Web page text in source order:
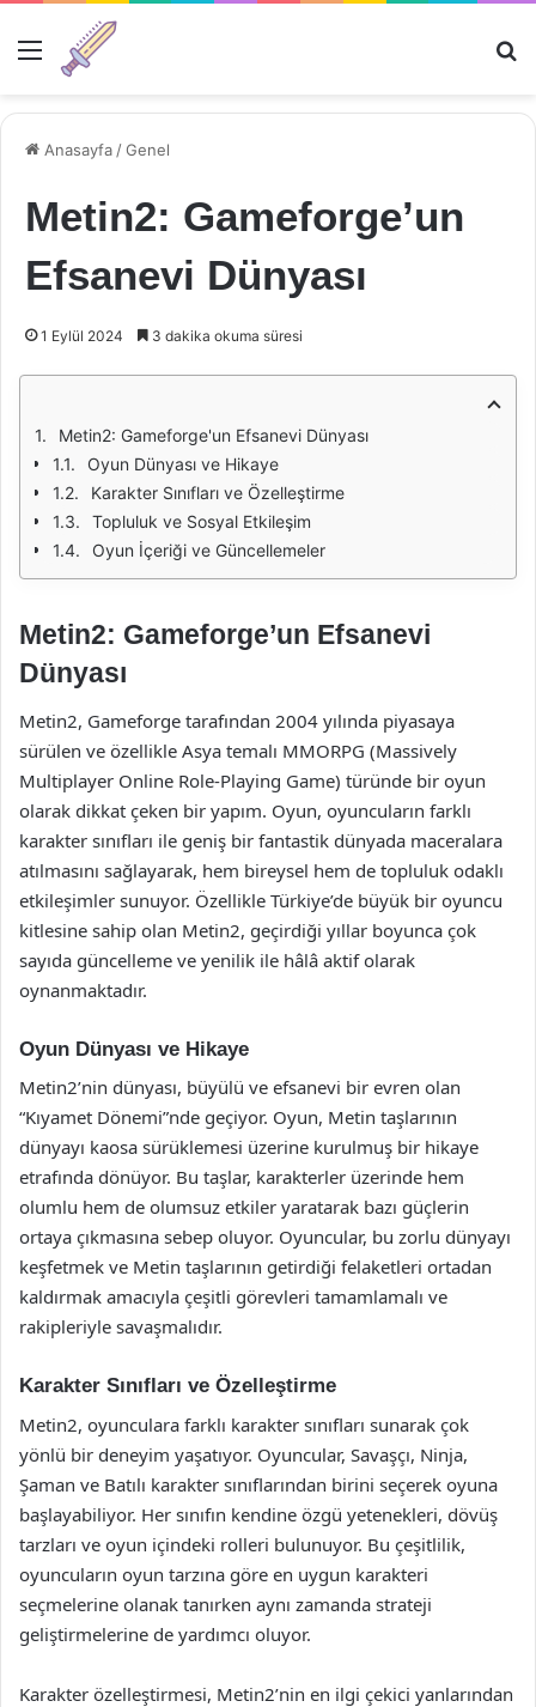
Menü
Anasayfa /Genel
Metin2: Gameforge’un
Efsanevi Dünyası
1 Eylül 2024 3 dakika okuma süresi
Metin2: Gameforge'un Efsanevi Dünyası
Oyun Dünyası ve Hikaye
Karakter Sınıfları ve Özelleştirme
Topluluk ve Sosyal Etkileşim
Oyun İçeriği ve Güncellemeler
Metin2: Gameforge’un Efsanevi
Dünyası
Metin2, Gameforge tarafından 2004 yılında piyasaya
sürülen ve özellikle Asya temalı MMORPG (Massively
Multiplayer Online Role-Playing Game) türünde bir oyun
olarak dikkat çeken bir yapım. Oyun, oyuncuların farklı
karakter sınıfları ile geniş bir fantastik dünyada maceralara
atılmasını sağlayarak, hem bireysel hem de topluluk odaklı
etkileşimler sunuyor. Özellikle Türkiye’de büyük bir oyuncu
kitlesine sahip olan Metin2, geçirdiği yıllar boyunca çok
sayıda güncelleme ve yenilik ile hâlâ aktif olarak
oynanmaktadır.
Oyun Dünyası ve Hikaye
Metin2’nin dünyası, büyülü ve efsanevi bir evren olan
“Kıyamet Dönemi”nde geçiyor. Oyun, Metin taşlarının
dünyayı kaosa sürüklemesi üzerine kurulmuş bir hikaye
etrafında dönüyor. Bu taşlar, karakterler üzerinde hem
olumlu hem de olumsuz etkiler yaratarak bazı güçlerin
ortaya çıkmasına sebep oluyor. Oyuncular, bu zorlu dünyayı
keşfetmek ve Metin taşlarının getirdiği felaketleri ortadan
kaldırmak amacıyla çeşitli görevleri tamamlamalı ve
rakipleriyle savaşmalıdır.
Karakter Sınıfları ve Özelleştirme
Metin2, oyunculara farklı karakter sınıfları sunarak çok
yönlü bir deneyim yaşatıyor. Oyuncular, Savaşçı, Ninja,
Şaman ve Batılı karakter sınıflarından birini seçerek oyuna
başlayabiliyor. Her sınıfın kendine özgü yetenekleri, dövüş
tarzları ve oyun içindeki rolleri bulunuyor. Bu çeşitlilik,
oyuncuların oyun tarzına göre en uygun karakteri
seçmelerine olanak tanırken aynı zamanda strateji
geliştirmelerine de yardımcı oluyor.
Karakter özelleştirmesi, Metin2’nin en ilgi çekici yanlarından